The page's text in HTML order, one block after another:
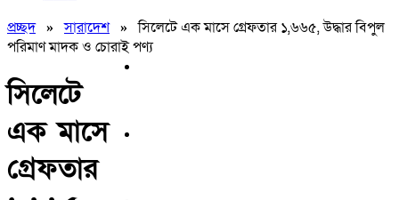
প্রচ্ছদ»সারাদেশ»সিলেটে এক মাসে গ্রেফতার ১,৬৬৫, উদ্ধার বিপুল
পরিমাণ মাদক ও চোরাই পণ্য
সিলেটে
এক মাসে
গ্রেফতার